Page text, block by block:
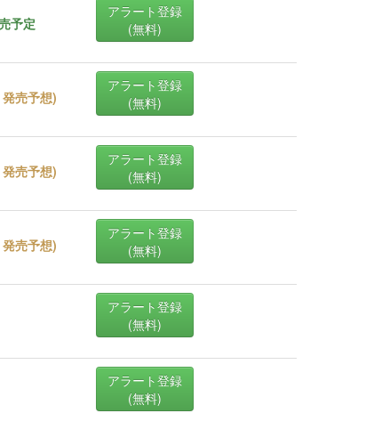
予定
アラート登録
(無料)
売予想)
アラート登録
(無料)
売予想)
アラート登録
(無料)
売予想)
アラート登録
(無料)
アラート登録
(無料)
アラート登録
(無料)